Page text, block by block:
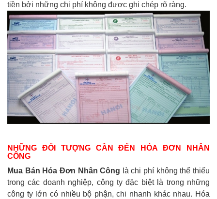
tiền bởi những chi phí không được ghi chép rõ ràng.
NHỮNG ĐỐI TƯỢNG CẦN ĐẾN HÓA ĐƠN NHÂN
CÔNG
Mua Bán Hóa Đơn Nhân Công là chi phí không thể thiếu
trong các doanh nghiệp, công ty đặc biệt là trong những
công ty lớn có nhiều bộ phận, chi nhanh khác nhau. Hóa